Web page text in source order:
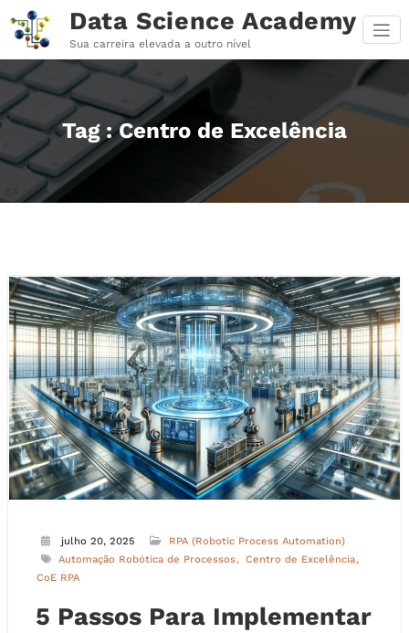
para
conteúdo
Data Science Academy
Sua carreira elevada a outro nível
Tag : Centro de Excelência
julho 20, 2025
RPA (Robotic Process Automation)
Automação Robótica de Processos
Centro de Excelência
CoE RPA
5 Passos Para Implementar